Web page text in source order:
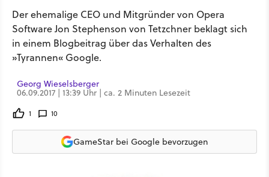
Der ehemalige CEO und Mitgründer von Opera
Software Jon Stephenson von Tetzchner beklagt sich
in einem Blogbeitrag über das Verhalten des
»Tyrannen« Google.
Georg Wieselsberger
06.09.2017 | 13:39 Uhr | ca. 2 Minuten Lesezeit
1 10
GameStar bei Google bevorzugen